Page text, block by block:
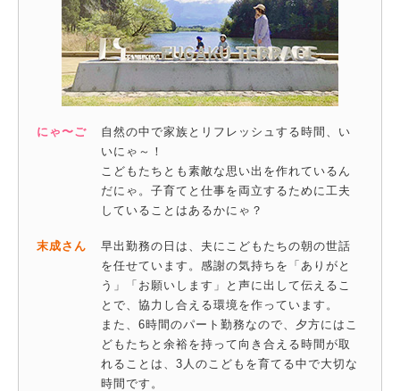
にゃ〜ご
自然の中で家族とリフレッシュする時間、い
いにゃ～！
こどもたちとも素敵な思い出を作れているん
だにゃ。子育てと仕事を両立するために工夫
していることはあるかにゃ？
末成さん
早出勤務の日は、夫にこどもたちの朝の世話
を任せています。感謝の気持ちを「ありがと
う」「お願いします」と声に出して伝えるこ
とで、協力し合える環境を作っています。
また、6時間のパート勤務なので、夕方にはこ
どもたちと余裕を持って向き合える時間が取
れることは、3人のこどもを育てる中で大切な
時間です。